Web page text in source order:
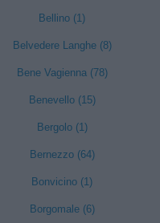
Bellino (1)
Belvedere Langhe (8)
Bene Vagienna (78)
Benevello (15)
Bergolo (1)
Bernezzo (64)
Bonvicino (1)
Borgomale (6)